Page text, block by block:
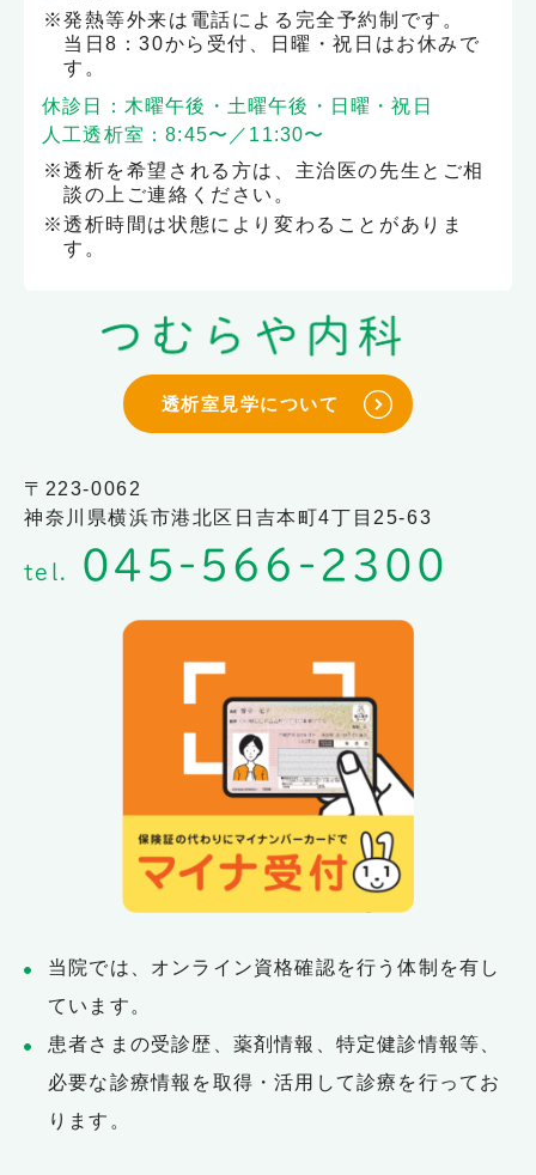
発熱等外来は電話による完全予約制です。
当日8：30から受付、日曜・祝日はお休みで
す。
休診日：木曜午後・土曜午後・日曜・祝日
人工透析室：8:45〜／11:30〜
透析を希望される方は、主治医の先生とご相
談の上ご連絡 ください。
透析時間は状態により変わることがありま
す。
透析室見学について
〒223-0062
神奈川県横浜市港北区日吉本町4丁目25-63
tel. 045-566-2300
当院では、オンライン資格確認を行う体制を有し
ています。
患者さまの受診歴、薬剤情報、特定健診情報等、
必要な診療情報を取得・活用して診療を行ってお
ります。